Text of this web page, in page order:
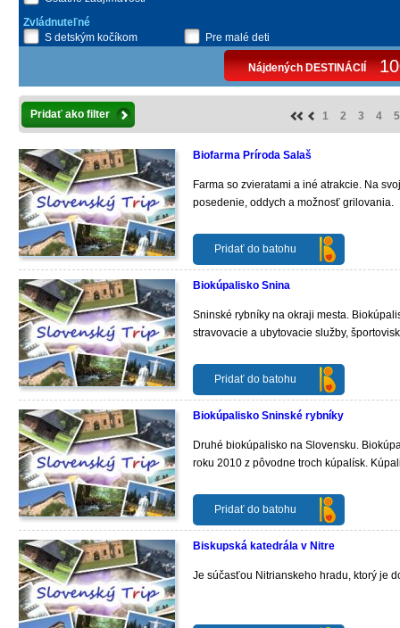
Zvládnuteľné
S detským kočíkom
Pre malé deti
Nájdených DESTINÁCIÍ
Pridať ako filter 1 2 3 4 5
Biofarma Príroda Salaš
Farma so zvieratami a iné atrakcie. Na
posedenie, oddych a možnosť grilovania.
Pridať do batohu
Biokúpalisko Snina
Sninské rybníky na okraji mesta.
stravovacie a ubytovacie služby,
Pridať do batohu
Biokúpalisko Sninské rybníky
Druhé biokúpalisko na Slovensku.
roku 2010 z pôvodne troch kúpalísk.
Pridať do batohu
Biskupská katedrála v Nitre
Je súčasťou Nitrianskeho hradu, ktorý je